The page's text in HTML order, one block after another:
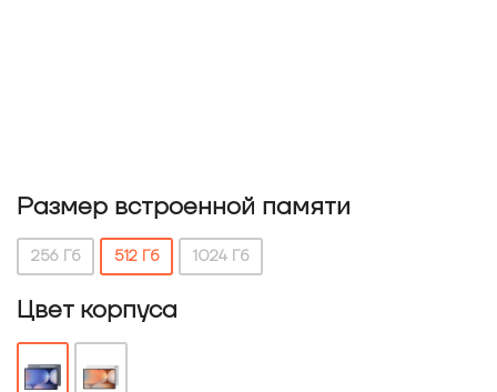
Размер встроенной памяти
256 Гб 512 Гб 1024 Гб
Цвет корпуса